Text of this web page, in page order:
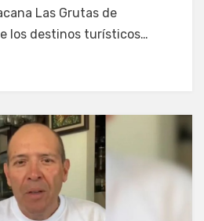
Las Grutas de
los destinos turísticos…